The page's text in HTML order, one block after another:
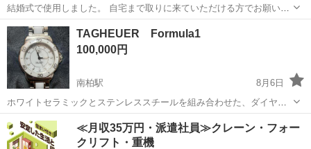
結婚式で使用しました。 自宅まで取りに来ていただける方でお願いし
ます。
千葉 市川市
TAGHEUER Formula1
100,000円
南柏駅
8月6日
ホワイトセラミックとステンレススチールを組み合わせた、ダイヤモ
ンドインデックスが輝くエレガントなクォーツ式腕時計です。 - ブラ
ンド: TAG HEUER - モデル名: FORMULA 1 - 型番: WAH1315 -...
千葉 柏市 南柏駅 アクセサリー
≪月収35万円・派遣社員≫クレーン・フォー
クリフト・重機